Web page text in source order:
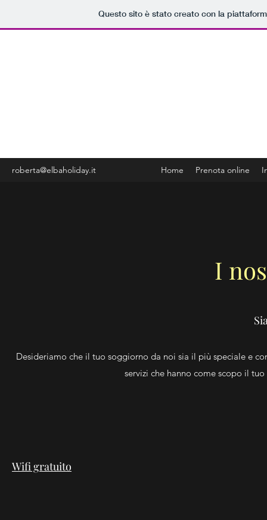
Questo sito è stato creato con la
roberta@elbaholiday.it Home Prenota online
I
Desideriamo che il tuo soggiorno da noi sia il più speciale e
servizi che hanno come scopo il
Wifi gratuito